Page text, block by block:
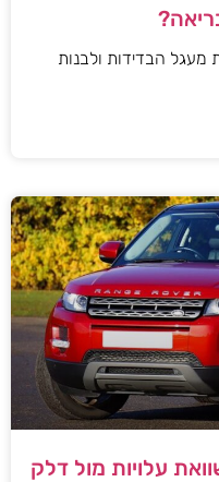
מעגל הבדידות ולבנות
עלויות מול דלק